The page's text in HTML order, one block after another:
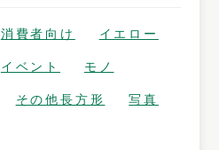
消費者向け イエロー
イベント モノ
その他長方形 写真